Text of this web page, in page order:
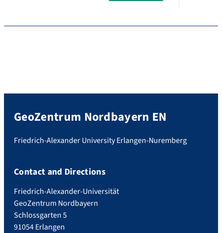
GeoZentrum Nordbayern EN
Friedrich-Alexander University Erlangen-Nuremberg
Contact and Directions
Friedrich-Alexander-Universität
GeoZentrum Nordbayern
Schlossgarten 5
91054 Erlangen